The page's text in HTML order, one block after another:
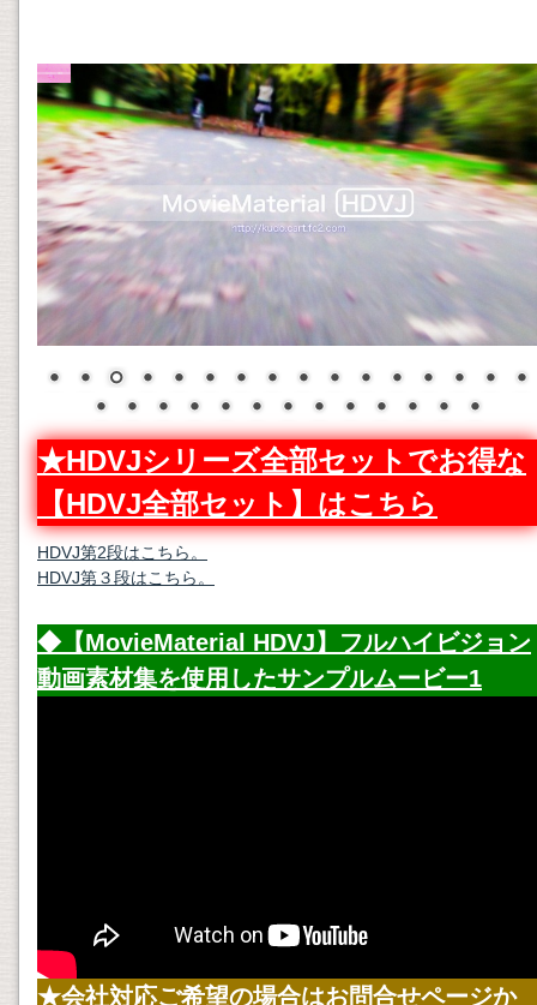
★HDVJシリーズ全部セットでお得な
【HDVJ全部セット】はこちら
HDVJ第2段はこちら。
HDVJ第３段はこちら。
◆【MovieMaterial HDVJ】フルハイビジョン
動画素材集を使用したサンプルムービー1
★会社対応ご希望の場合はお問合せページか